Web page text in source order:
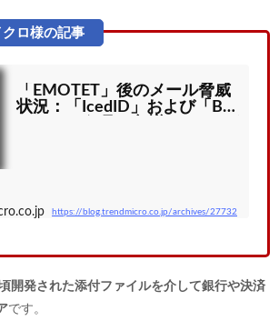
「EMOTET」後のメール脅威
状況：「IcedID」および「Baz
https://blog.trendmicro.co.jp/archives/27732
開発された添付ファイルを介して銀行や決済
です。